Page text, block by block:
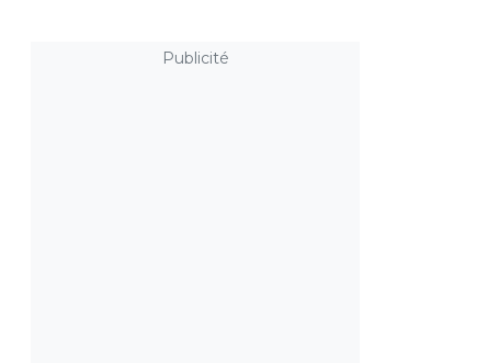
Publicité